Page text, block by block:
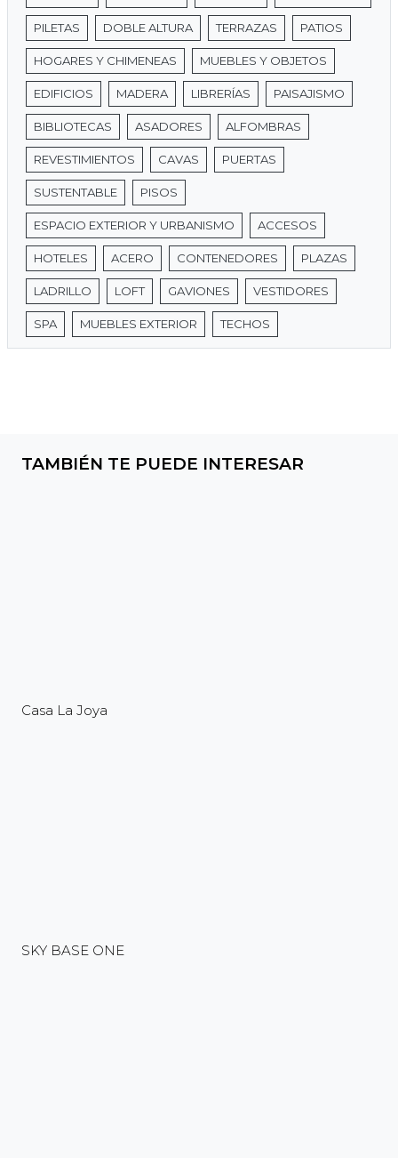
PILETAS DOBLE ALTURA TERRAZAS PATIOS
HOGARES Y CHIMENEAS MUEBLES Y OBJETOS
EDIFICIOS MADERA LIBRERÍAS PAISAJISMO
BIBLIOTECAS ASADORES ALFOMBRAS
REVESTIMIENTOS CAVAS PUERTAS
SUSTENTABLE PISOS
ESPACIO EXTERIOR Y URBANISMO ACCESOS
HOTELES ACERO CONTENEDORES PLAZAS
LADRILLO LOFT GAVIONES VESTIDORES
SPA MUEBLES EXTERIOR TECHOS
TAMBIÉN TE PUEDE INTERESAR
Casa La Joya
SKY BASE ONE